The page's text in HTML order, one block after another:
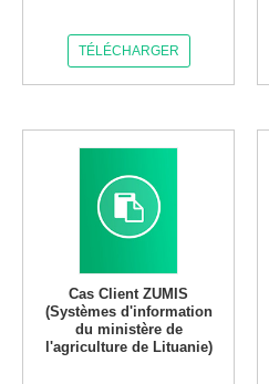
TÉLÉCHARGER
Cas Client ZUMIS
(Systèmes d'information
du ministère de
l'agriculture de Lituanie)